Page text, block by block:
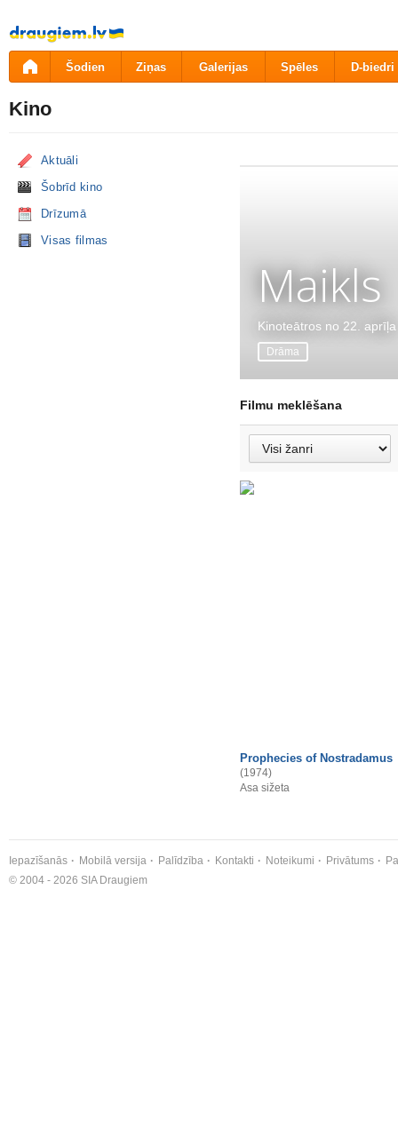
Pāriet
uz
saturu
Šodien Ziņas Galerijas Spēles D-biedri
Kino
Aktuāli
Šobrīd kino
Drīzumā
Visas filmas
Maikls
Kinoteātros no 22. aprīļa
Drāma
Filmu meklēšana
Prophecies of Nostradamus
(1974)
Asa sižeta
Iepazīšanās Mobilā versija Palīdzība Kontakti Noteikumi Privātums
© 2004 - 2026 SIA Draugiem